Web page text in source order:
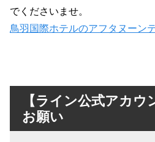
でくださいませ。
鳥羽国際ホテルのアフタヌーン
【ライン公式アカウ
お願い